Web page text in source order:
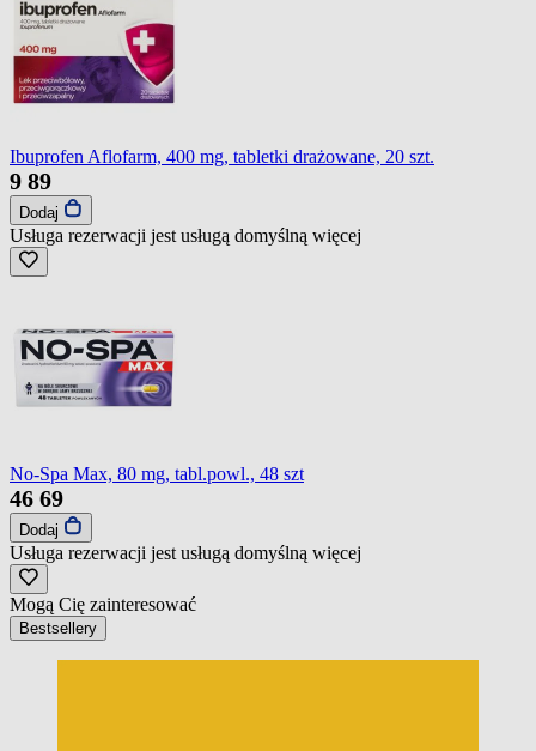
Ibuprofen Aflofarm, 400 mg, tabletki drażowane, 20 szt.
9 89
Dodaj
Usługa rezerwacji jest usługą domyślną więcej
No-Spa Max, 80 mg, tabl.powl., 48 szt
46 69
Dodaj
Usługa rezerwacji jest usługą domyślną więcej
Mogą Cię zainteresować
Bestsellery